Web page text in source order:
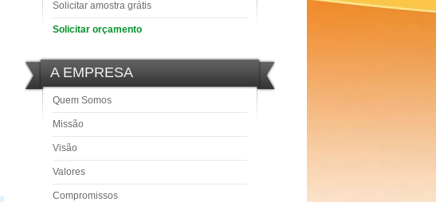
Solicitar amostra grátis
Solicitar orçamento
A EMPRESA
Quem Somos
Missão
Visão
Valores
Compromissos